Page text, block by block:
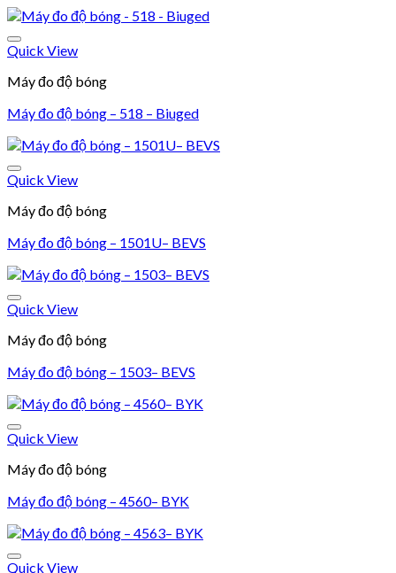
Quick View
Máy đo độ bóng
Máy đo độ bóng – 518 – Biuged
Quick View
Máy đo độ bóng
Máy đo độ bóng – 1501U– BEVS
Quick View
Máy đo độ bóng
Máy đo độ bóng – 1503– BEVS
Quick View
Máy đo độ bóng
Máy đo độ bóng – 4560– BYK
Quick View